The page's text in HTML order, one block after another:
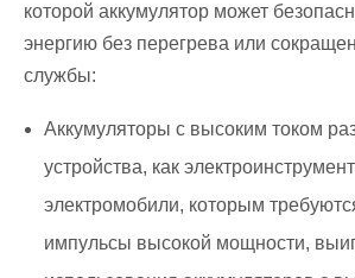
которой аккумулятор может
энергию без перегрева или
службы:
Аккумуляторы с высоким током
устройства, как
электромобили, которым
импульсы высокой мощности,